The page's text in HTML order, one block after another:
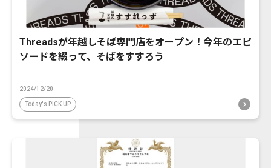
Threadsが年越しそば専門店をオープン！今年のエピ
ソードを綴って、そばをすすろう
2024/12/20
Today's PICK UP